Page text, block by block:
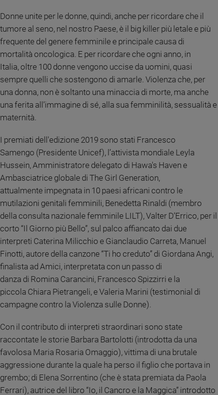
Famiglia
ed
educazione
Genitori
figli
Nonni
e
giovani
Adolescenza
Bioetica
Vai
Riflessioni
Foto
Podcast
Privacy
Policy
Donne unite per le donne, quindi, anche per ricordare che il
tumore al seno, nel nostro Paese, è il big killer più letale e più
frequente del genere femminile e principale causa di
mortalità oncologica. E per ricordare che ogni anno, in
Italia, oltre 100 donne vengono uccise da uomini, quasi
sempre quelli che sostengono di amarle. Violenza che, per
una donna, non è soltanto una minaccia di morte, ma anche
una ferita all’immagine di sé, alla sua femminilità, sessualità e
maternità.
I premiati dell'edizione 2019 sono stati Francesco
Samengo (Presidente Unicef), l’attivista mondiale Leyla
Hussein, Amministratore delegato di Hawa's Haven e
Ambasciatrice globale di The Girl Generation,
attualmente impegnata in 10 paesi africani contro le
mutilazioni genitali femminili, Benedetta Rinaldi (membro
della consulta nazionale femminile LILT), Valter D’Errico, per il
corto “Il Giorno più Bello”, sul palco affiancato dai due
interpreti Caterina Milicchio e Gianclaudio Carreta, Manuel
Finotti, autore della canzone “Ti ho creduto” di Giordana Angi,
finalista ad Amici, interpretata con un passo di
danza di Romina Carancini, Francesco Spizzirri e la
piccola Chiara Pietrangeli, e Valeria Marini (testimonial di
campagne contro la Violenza sulle Donne).
Con il contributo di interpreti straordinari sono state
raccontate le storie Barbara Bartolotti (introdotta da una
favolosa Maria Rosaria Omaggio), vittima di una brutale
aggressione durante la quale ha perso il figlio che portava in
grembo; di Elena Sorrentino (che è stata premiata da Paola
Ferrari), autrice del libro “Io, il Cancro e la Maggica” introdotto